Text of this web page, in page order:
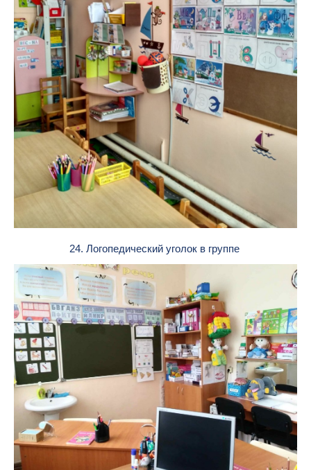
24. Логопедический уголок в группе